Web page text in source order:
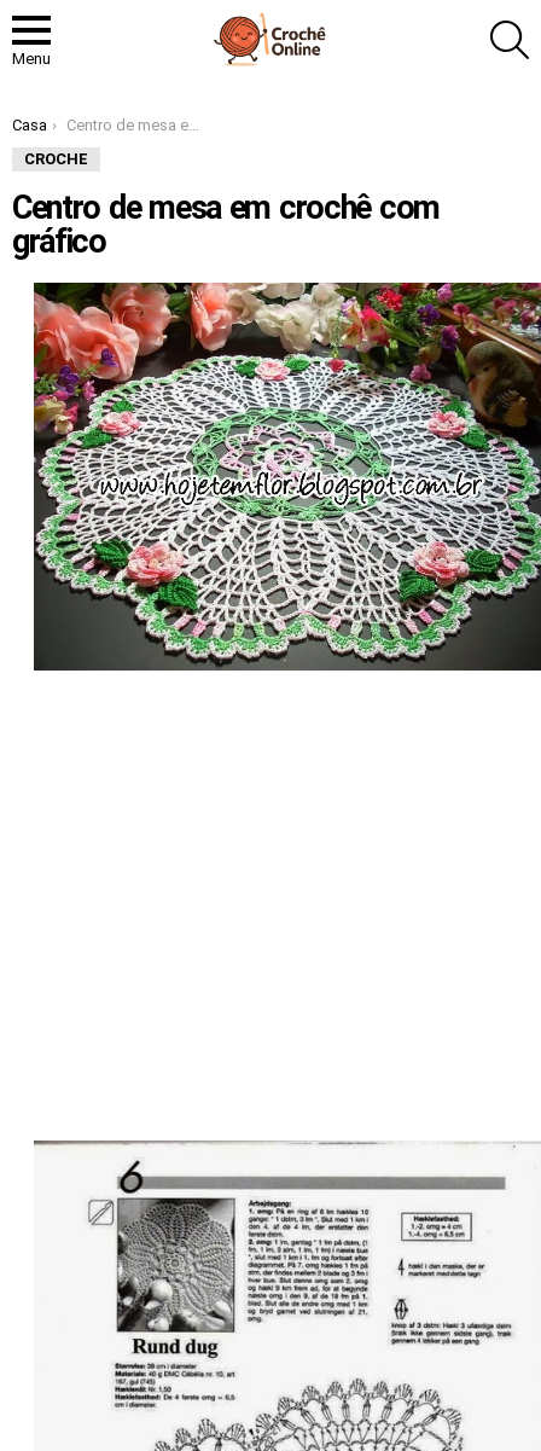
Menu
Você está aqui:
Casa
Centro de mesa em crochê com gráfico
CROCHE
Centro de mesa em crochê com
gráfico